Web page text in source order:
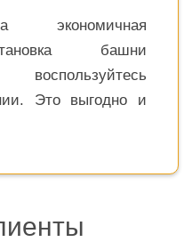
экономичная
башни
Это выгодно и